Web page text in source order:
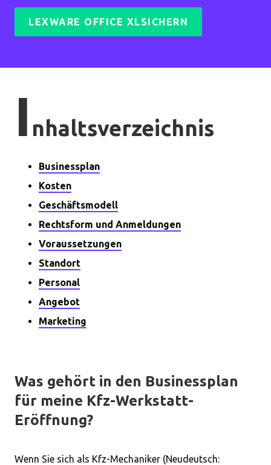
LEXWARE OFFICE XLSICHERN
I nhaltsverzeichnis
Businessplan
Kosten
Geschäftsmodell
Rechtsform und Anmeldungen
Voraussetzungen
Standort
Personal
Angebot
Marketing
Was gehört in den Businessplan
für meine Kfz-Werkstatt-
Eröffnung?
Wenn Sie sich als Kfz-Mechaniker (Neudeutsch: